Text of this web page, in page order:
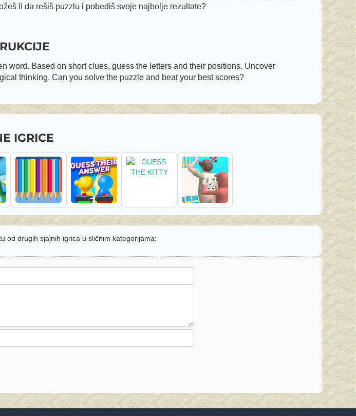
li da rešiš puzzlu i pobediš svoje najbolje rezultate?
word. Based on short clues, guess the letters and their positions. Uncover
thinking. Can you solve the puzzle and beat your best scores?
IGRICE
od drugih sjajnih igrica u sličnim kategorijama: